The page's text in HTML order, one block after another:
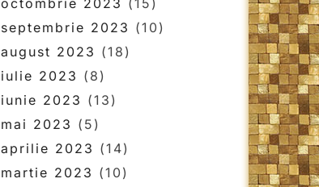
octombrie 2023 (15)
septembrie 2023 (10)
august 2023 (18)
iulie 2023 (8)
iunie 2023 (13)
mai 2023 (5)
aprilie 2023 (14)
martie 2023 (10)